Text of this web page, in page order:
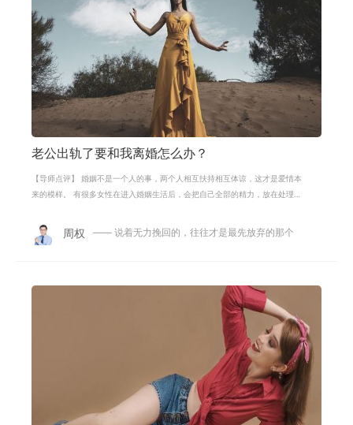
老公出轨了要和我离婚怎么办？
【导师点评】 婚姻不是一个人的事，两个人相互扶持相互体谅，这才是爱情本
来的模样。 有很多女性在进入婚姻生活后，会把自己全部的精力，放在处理家
周权 —— 说着无力挽回的，往往才是最先放弃的那个